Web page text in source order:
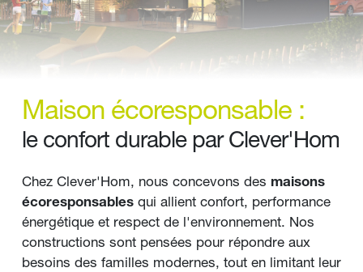
Maison écoresponsable :
le confort durable par Clever'Hom
Chez Clever'Hom, nous concevons des maisons
écoresponsables qui allient confort, performance
énergétique et respect de l'environnement. Nos
constructions sont pensées pour répondre aux
besoins des familles modernes, tout en limitant leur